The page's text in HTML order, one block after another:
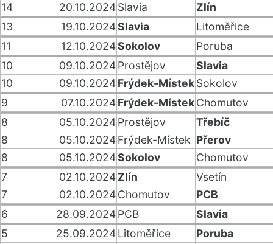
14
20.10.2024Slavia Zlín
13
19.10.2024Slavia Litoměřice
11
12.10.2024Sokolov Poruba
10
09.10.2024Prostějov Slavia
10
09.10.2024Frýdek-MístekSokolov
9
07.10.2024Frýdek-MístekChomutov
8
05.10.2024Prostějov Třebíč
8
05.10.2024Frýdek-Místek Přerov
8
05.10.2024Sokolov Chomutov
7
02.10.2024Zlín Vsetín
7
02.10.2024Chomutov PCB
6
28.09.2024PCB Slavia
5
25.09.2024Litoměřice Poruba